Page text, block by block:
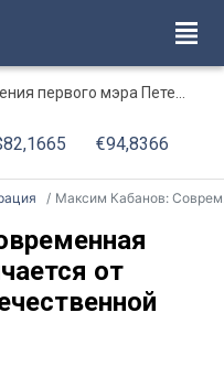
Петербурга Анатолия Собчака
€94,8366
Максим Кабанов: Современная боевая травма отличается от травмы Великой Отечественной войны
от